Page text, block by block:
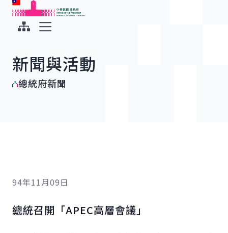
跳到主要內容
中華民國總統府
新聞與活動
總統府新聞
94年11月09日
總統召開「APEC高層會議」